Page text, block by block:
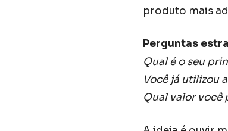
produto mais
Perguntas
Qual é o seu
Você já utilizou
Qual valor você